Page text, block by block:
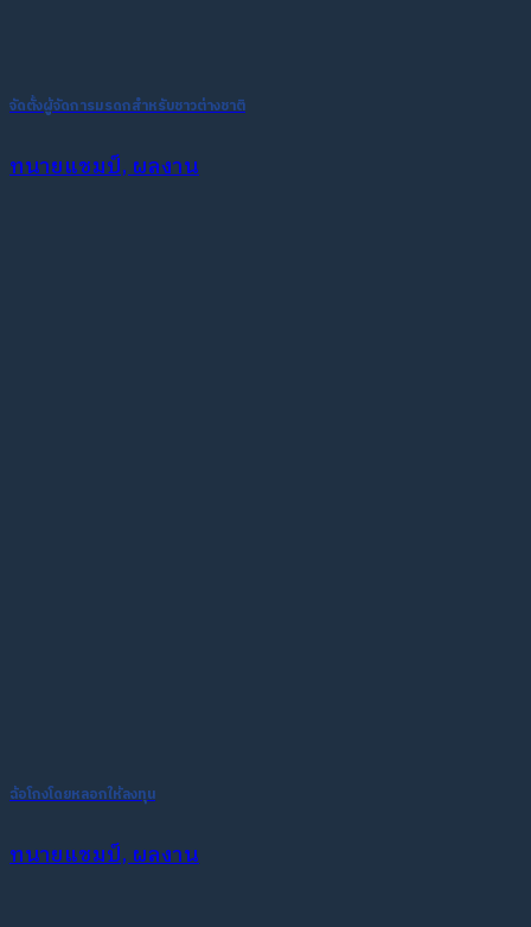
จัดตั้งผู้จัดการมรดกสำหรับชาวต่างชาติ
ทนายแชมป์, ผลงาน
ฉ้อโกงโดยหลอกให้ลงทุน
ทนายแชมป์, ผลงาน